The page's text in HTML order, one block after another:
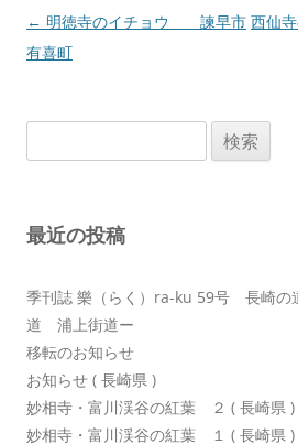
投
稿
ョ
← 明徳寺のイチョウ 諫早市
有喜町
西仙
索:
最近の投稿
季刊誌 樂（らく）ra-ku 59号 長崎
道 浦上街道ー
移転のお知らせ
お知らせ ( 長崎県 )
妙相寺・富川渓谷の紅葉 ２ ( 長崎県 )
妙相寺・富川渓谷の紅葉 １ ( 長崎県 )